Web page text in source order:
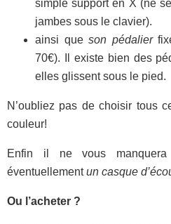
simple support en X (ne
jambes sous le clavier).
ainsi queson pédalier
70€). Il existe bien des
elles glissent sous le pied.
N’oubliez pas de choisir tous
couleur!
Enfin il ne vous manquera
éventuellementun casque
Ou l’acheter ?